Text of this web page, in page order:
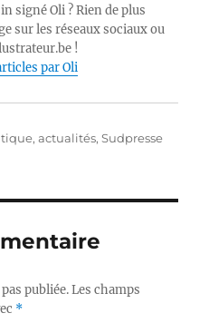
signé Oli ? Rien de plus
sur les réseaux sociaux ou
!
par Oli
actualités,Sudpresse
publiée. Les champs
*